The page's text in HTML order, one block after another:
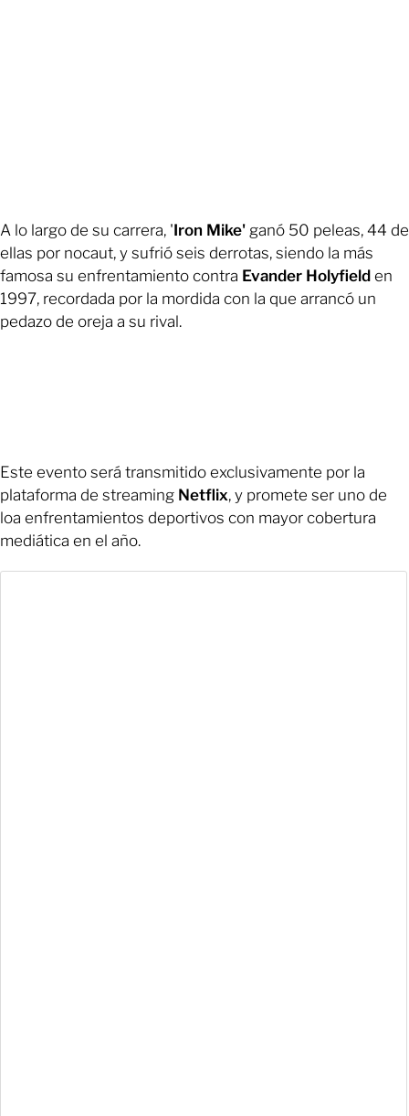
A lo largo de su carrera, 'Iron Mike' ganó 50 peleas, 44 de
ellas por nocaut, y sufrió seis derrotas, siendo la más
famosa su enfrentamiento contra Evander Holyfield en
1997, recordada por la mordida con la que arrancó un
pedazo de oreja a su rival.
Este evento será transmitido exclusivamente por la
plataforma de streaming Netflix, y promete ser uno de
loa enfrentamientos deportivos con mayor cobertura
mediática en el año.